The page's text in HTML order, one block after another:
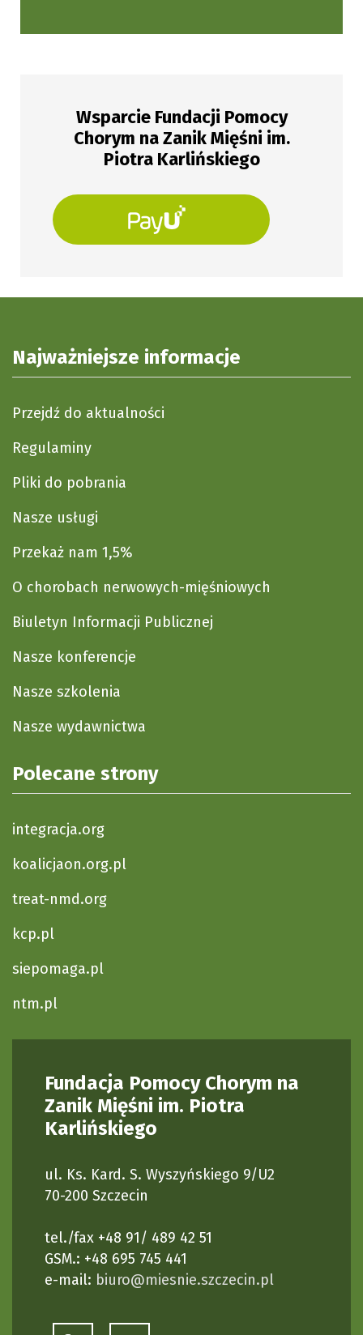
Wsparcie Fundacji Pomocy
Chorym na Zanik Mięśni im.
Piotra Karlińskiego
Najważniejsze informacje
Przejdź do aktualności
Regulaminy
Pliki do pobrania
Nasze usługi
Przekaż nam 1,5%
O chorobach nerwowych-mięśniowych
Biuletyn Informacji Publicznej
Nasze konferencje
Nasze szkolenia
Nasze wydawnictwa
Polecane strony
integracja.org
koalicjaon.org.pl
treat-nmd.org
kcp.pl
siepomaga.pl
ntm.pl
Fundacja Pomocy Chorym na
Zanik Mięśni im. Piotra
Karlińskiego
ul. Ks. Kard. S. Wyszyńskiego 9/U2
70-200 Szczecin
tel./fax +48 91/ 489 42 51
GSM.: +48 695 745 441
e-mail: biuro@miesnie.szczecin.pl